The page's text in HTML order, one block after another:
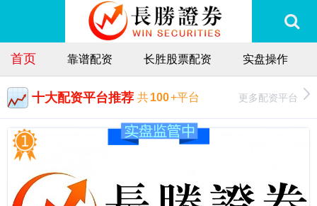
首页 靠谱配资 长胜股票配资 实盘操作
十大配资平台推荐 共100+平台 更多配资平台